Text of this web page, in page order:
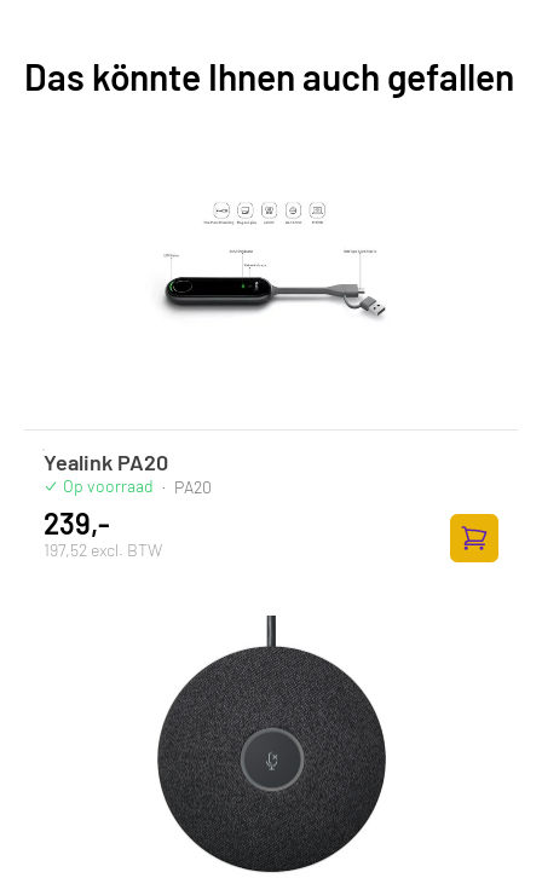
Das könnte Ihnen auch gefallen
Yealink PA20
Op voorraad · PA20
239,-
197,52 excl. BTW
Zum